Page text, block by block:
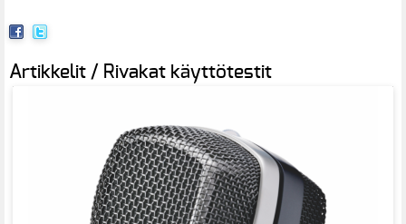
Artikkelit / Rivakat käyttötestit